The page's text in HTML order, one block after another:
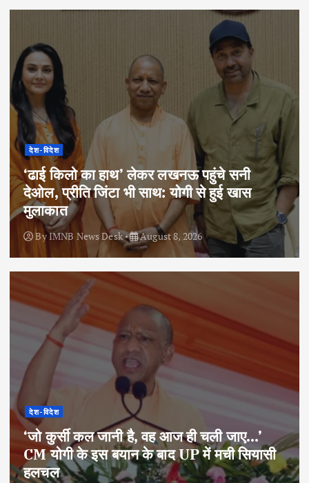
देश-विदेश
‘ढाई किलो का हाथ’ लेकर लखनऊ पहुंचे सनी
देओल, प्रीति जिंटा भी साथ: योगी से हुई खास
मुलाकात
ByIMNB News Desk August 8, 2026
देश-विदेश
‘जो कुर्सी कल जानी है, वह आज ही चली जाए…’
CM योगी के इस बयान के बाद UP में मची सियासी
हलचल